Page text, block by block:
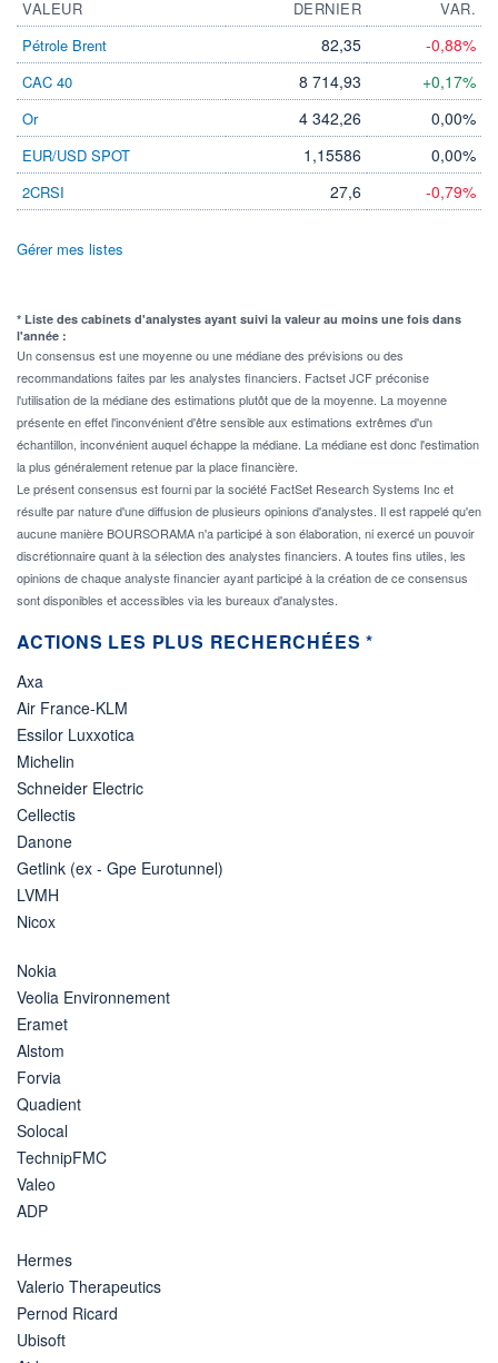
VALEUR DERNIER
VAR.
Pétrole Brent
82,35 -0,88%
CAC 40 8 714,93 +0,17%
Or 4 342,26 0,00%
EUR/USD SPOT 1,15586 0,00%
2CRSI 27,6 -0,79%
Gérer mes listes
* Liste des cabinets d'analystes ayant suivi la valeur au moins une fois dans
l'année :
Un consensus est une moyenne ou une médiane des prévisions ou des
recommandations faites par les analystes financiers. Factset JCF préconise
l'utilisation de la médiane des estimations plutôt que de la moyenne. La moyenne
présente en effet l'inconvénient d'être sensible aux estimations extrêmes d'un
échantillon, inconvénient auquel échappe la médiane. La médiane est donc l'estimation
la plus généralement retenue par la place financière.
Le présent consensus est fourni par la société FactSet Research Systems Inc et
résulte par nature d'une diffusion de plusieurs opinions d'analystes. Il est rappelé qu'en
aucune manière BOURSORAMA n'a participé à son élaboration, ni exercé un pouvoir
discrétionnaire quant à la sélection des analystes financiers. A toutes fins utiles, les
opinions de chaque analyste financier ayant participé à la création de ce consensus
sont disponibles et accessibles via les bureaux d'analystes.
ACTIONS LES PLUS RECHERCHÉES *
Axa
Air France-KLM
Essilor Luxxotica
Michelin
Schneider Electric
Cellectis
Danone
Getlink (ex - Gpe Eurotunnel)
LVMH
Nicox
Nokia
Veolia Environnement
Eramet
Alstom
Forvia
Quadient
Solocal
TechnipFMC
Valeo
ADP
Hermes
Valerio Therapeutics
Pernod Ricard
Ubisoft